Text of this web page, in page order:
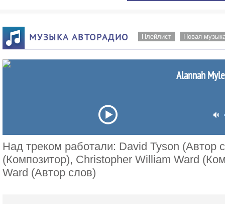
МУЗЫКА АВТОРАДИО Плейлист Новая
Alannah
Над треком работали: David Tyson (Автор
(Композитор), Christopher William Ward
Ward (Автор слов)